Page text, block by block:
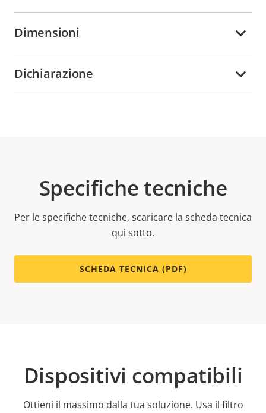
Dimensioni
Dichiarazione
Specifiche tecniche
Per le specifiche tecniche, scaricare la scheda tecnica
qui sotto.
SCHEDA TECNICA (PDF)
Dispositivi compatibili
Ottieni il massimo dalla tua soluzione. Usa il filtro